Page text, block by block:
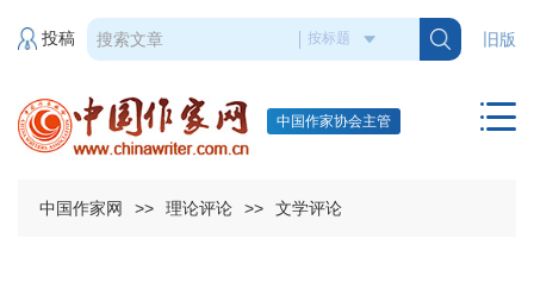
旧版
投稿
中国作家协会主管
中国作家网 >> 理论评论 >> 文学评论